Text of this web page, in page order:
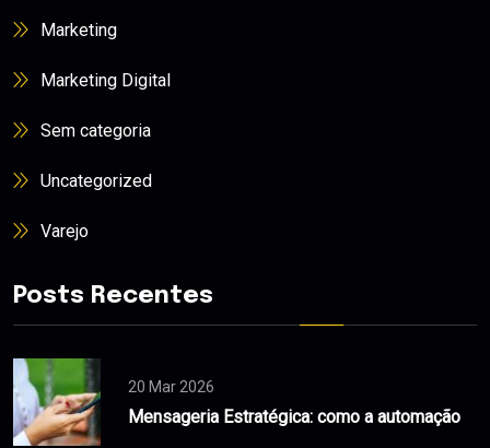
Marketing
Marketing Digital
Sem categoria
Uncategorized
Varejo
Posts Recentes
20 Mar 2026
Mensageria Estratégica: como a automação